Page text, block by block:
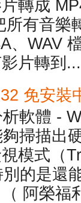
轉成
所有音樂
、WAV
片轉到...
免安裝
軟體 -
掃描出
模式（
別的是還
阿榮福